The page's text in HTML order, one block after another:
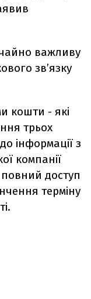
важливу
зв’язку
кошти - які
трьох
до інформації з
компанії
повний доступ
терміну